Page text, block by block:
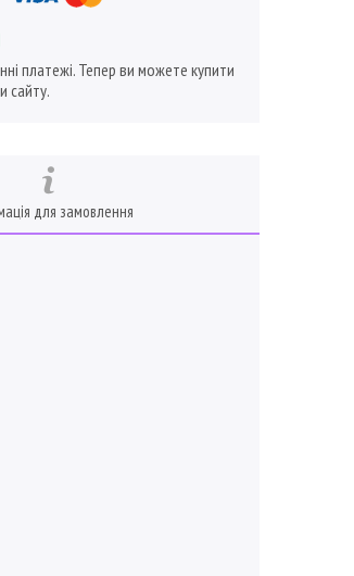
платежі. Тепер ви можете купити
сайту.
для замовлення